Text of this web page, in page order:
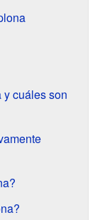
cuáles son